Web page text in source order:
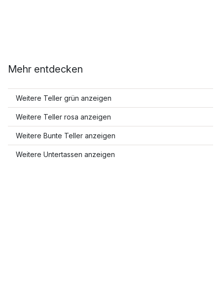
Mehr entdecken
Weitere Teller grün anzeigen
Weitere Teller rosa anzeigen
Weitere Bunte Teller anzeigen
Weitere Untertassen anzeigen